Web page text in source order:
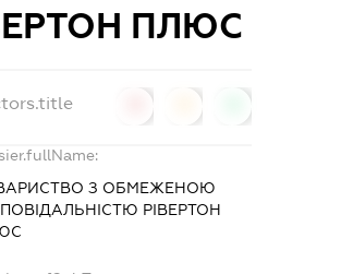
ПЛЮС
З ОБМЕЖЕНОЮ
РІВЕРТОН